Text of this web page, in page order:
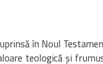
în Noul
teologică şi